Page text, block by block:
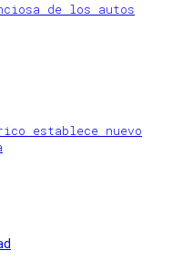
de los autos
establece nuevo